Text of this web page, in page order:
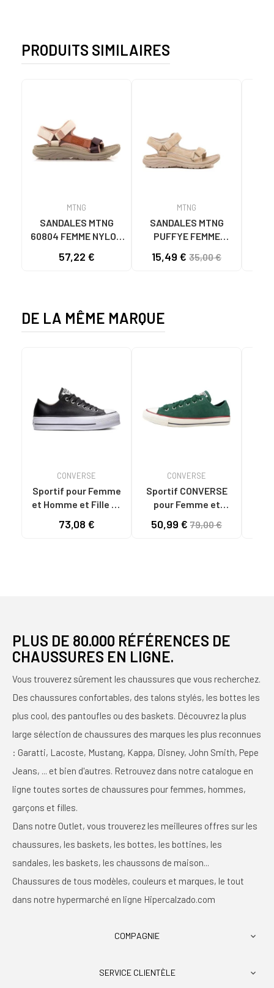
PRODUITS SIMILAIRES
MTNG
SANDALES MTNG
60804 FEMME NYLON
TAUPE C59615 - -
57,22 €
MTNG
SANDALES MTNG
PUFFYE FEMME
C60056 C60056 -
15,49 € 35,00 €
DE LA MÊME MARQUE
CONVERSE
Sportif pour Femme
et Homme et Fille et
561681C CHUCK
73,08 €
CONVERSE
Sportif CONVERSE
pour Femme et
Garçon ZAPATILLAS
50,99 € 79,00 €
PLUS DE 80.000 RÉFÉRENCES DE
CHAUSSURES EN LIGNE.
Vous trouverez sûrement les chaussures que vous recherchez.
Des chaussures confortables, des talons stylés, les bottes les
plus cool, des pantoufles ou des baskets. Découvrez la plus
large sélection de chaussures des marques les plus reconnues
: Garatti, Lacoste, Mustang, Kappa, Disney, John Smith, Pepe
Jeans, ... et bien d'autres. Retrouvez dans notre catalogue en
ligne toutes sortes de chaussures pour femmes, hommes,
garçons et filles.
Dans notre Outlet, vous trouverez les meilleures offres sur les
chaussures, les baskets, les bottes, les bottines, les
sandales, les baskets, les chaussons de maison...
Chaussures de tous modèles, couleurs et marques, le tout
dans notre hypermarché en ligne Hipercalzado.com
COMPAGNIE 
SERVICE CLIENTÈLE 